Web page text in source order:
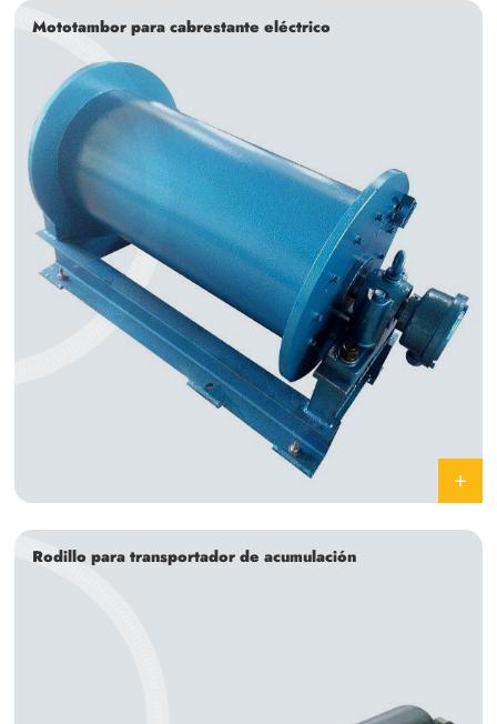
Mototambor para cabrestante eléctrico
Rodillo para transportador de acumulación